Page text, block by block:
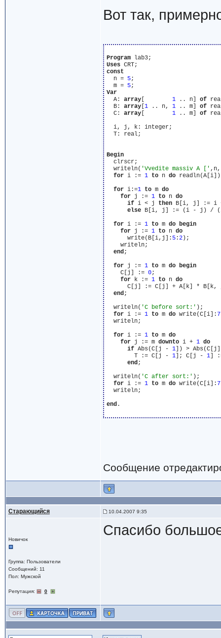
Вот так,
Program
Uses
const
  n =
5;
  m =
5
Var
  A:
array[ 1 .. n] of
  B:
array[ 1 .. n, 1 .. m] of
  C:
array[ 1 .. m] of
  i, j, k: integer;
  T: real;
Begin
  clrscr;
  writeln(
'Vvedite massiv A [' ,n,
for i := 1 to n do
for i:=1 to m do
for j := 1 to n do
if i < j then B[i, j] := i
else B[i, j] := (i - j) /
for i := 1 to m do begin
for j := 1 to n do
      write(B[i,j]:
5:2);
    writeln;
end;
for j := 1 to m do begin
    C[j] :=
0;
for k := 1 to n do
C[j] := C[j] + A[k] * B[k,
end;
  writeln(
'C before sort:' );
for i := 1 to m do write(C[i]: 7
  writeln;
for i := 1 to m do
for j := m downto i + 1 do
if Abs(C[j - 1]) >
        T := C[j -
1]; C[j - 1]
end;
  writeln(
'C after sort:' );
for i := 1 to m do write(C[i]: 7
  writeln;
end.
Сообщение
Старающийся 10.04.2007 9:35
Новичок
Группа: Пользователи
Сообщений: 11
Пол: Мужской
Репутация: 0
Спасибо